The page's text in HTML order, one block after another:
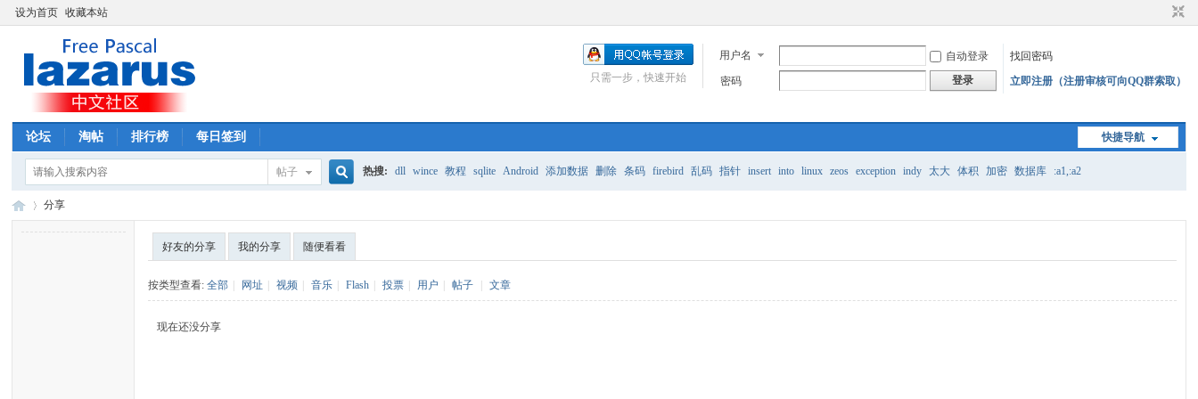
设为首页 收藏本站
用户名 自动登录
找回密码
密码
登录 立即注册（注册审核可向QQ群索取）
只需一步，快速开始
快捷导航
论坛 淘帖 排行榜 每日签到
帖子 热搜: dll wince 教程 sqlite Android 添加数据 删除 条码 firebird 乱码 指针 insert into linux zeos exception indy 太大 体积 加密 数据库 :a1,:a2
分享
好友的分享 我的分享 随便看看
按类型查看:全部 网址 视频 音乐 Flash 投票 用户 帖子 文章
现在还没分享